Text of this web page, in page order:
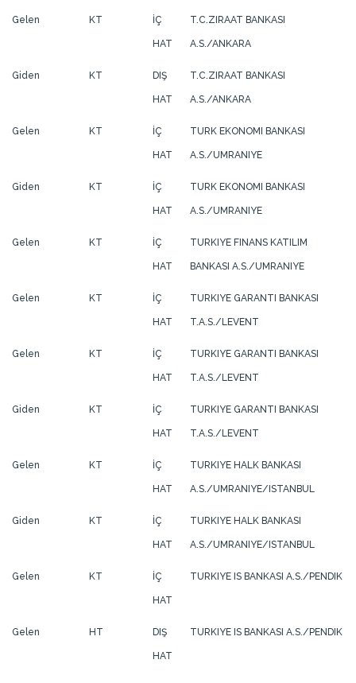
Gelen KT İÇ
HAT
T.C.ZIRAAT BANKASI
A.S./ANKARA
Giden KT DIŞ
HAT
T.C.ZIRAAT BANKASI
A.S./ANKARA
Gelen KT İÇ
HAT
TURK EKONOMI BANKASI
A.S./UMRANIYE
Giden KT İÇ
HAT
TURK EKONOMI BANKASI
A.S./UMRANIYE
Gelen KT İÇ
HAT
TURKIYE FINANS KATILIM
BANKASI A.S./UMRANIYE
Gelen KT İÇ
HAT
TURKIYE GARANTI BANKASI
T.A.S./LEVENT
Gelen KT İÇ
HAT
TURKIYE GARANTI BANKASI
T.A.S./LEVENT
Giden KT İÇ
HAT
TURKIYE GARANTI BANKASI
T.A.S./LEVENT
Gelen KT İÇ
HAT
TURKIYE HALK BANKASI
A.S./UMRANIYE/ISTANBUL
Giden KT İÇ
HAT
TURKIYE HALK BANKASI
A.S./UMRANIYE/ISTANBUL
Gelen KT İÇ
HAT
TURKIYE IS BANKASI A.S./PENDIK
Gelen HT DIŞ
HAT
TURKIYE IS BANKASI A.S./PENDIK